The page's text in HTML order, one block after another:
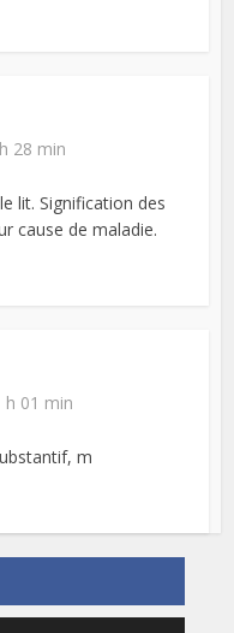
28 min
lit. Signification des
cause de maladie.
h 01 min
m